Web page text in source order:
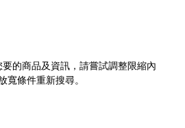
的商品及資訊，請嘗試調整限縮內
寬條件重新搜尋。